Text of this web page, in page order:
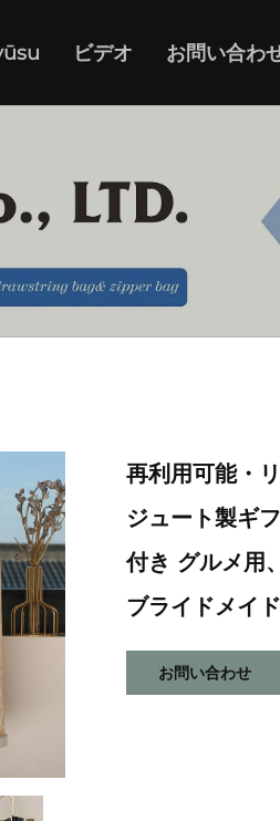
ビデオ お問い合わ
再利用可能・
ジュート製ギ
付き グルメ用
ブライドメイ
お問い合わせ